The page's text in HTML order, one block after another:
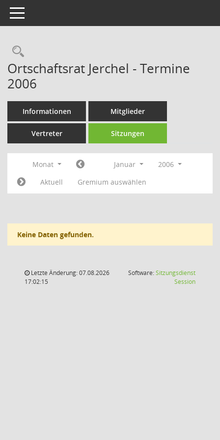
Toggle navigation
Rechercheauswahl
Ortschaftsrat Jerchel - Termine
2006
Informationen Mitglieder
Vertreter Sitzungen
Monat Januar
2006
Aktuell
Gremium auswählen
Keine Daten gefunden.
Letzte Änderung: 07.08.2026
17:02:15
Software:Sitzungsdienst
Session(Wird in